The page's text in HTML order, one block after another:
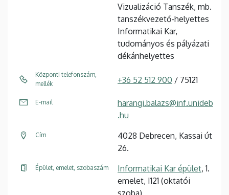
Vizualizáció Tanszék, mb.
tanszékvezető-helyettes
Informatikai Kar,
tudományos és pályázati
dékánhelyettes
Központi telefonszám,
mellék
+36 52 512 900 / 75121
E-mail
harangi.balazs@inf.unideb
.hu
Cím
4028 Debrecen, Kassai út
26.
Épület, emelet, szobaszám Informatikai Kar épület, 1.
emelet, I121 (oktatói